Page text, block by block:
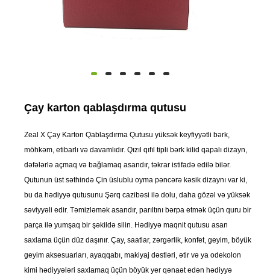
Çay karton qablaşdırma qutusu
Zeal X Çay Karton Qablaşdırma Qutusu yüksək keyfiyyətli bərk,
möhkəm, etibarlı və davamlıdır. Qızıl qıfıl tipli bərk kilid qapalı dizayn,
dəfələrlə açmaq və bağlamaq asandır, təkrar istifadə edilə bilər.
Qutunun üst səthində Çin üslublu oyma pəncərə kəsik dizaynı var ki,
bu da hədiyyə qutusunu Şərq cazibəsi ilə dolu, daha gözəl və yüksək
səviyyəli edir. Təmizləmək asandır, parıltını bərpa etmək üçün quru bir
parça ilə yumşaq bir şəkildə silin. Hədiyyə maqnit qutusu asan
saxlama üçün düz daşınır. Çay, saatlar, zərgərlik, konfet, geyim, böyük
geyim aksesuarları, ayaqqabı, makiyaj dəstləri, ətir və ya odekolon
kimi hədiyyələri saxlamaq üçün böyük yer qənaət edən hədiyyə